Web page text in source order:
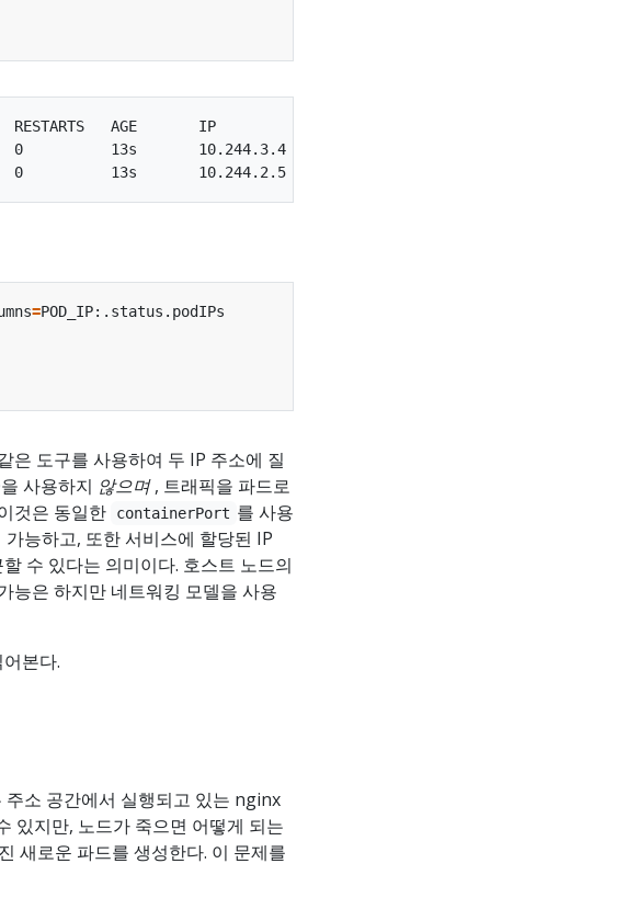
AGE       IP            NODE
0          13s       10.244.3.4    kubernetes-minion-905m
=
은 도구를 사용하여 두 IP 주소에 질
사용하지 않으며, 트래픽을 파드로
것은 동일한
containerPort 를 사용
능하고, 또한 서비스에 할당된 IP
수 있다는 의미이다. 호스트 노드의
능은 하지만 네트워킹 모델을 사용
본다.
소 공간에서 실행되고 있는 nginx
있지만, 노드가 죽으면 어떻게 되는
새로운 파드를 생성한다. 이 문제를